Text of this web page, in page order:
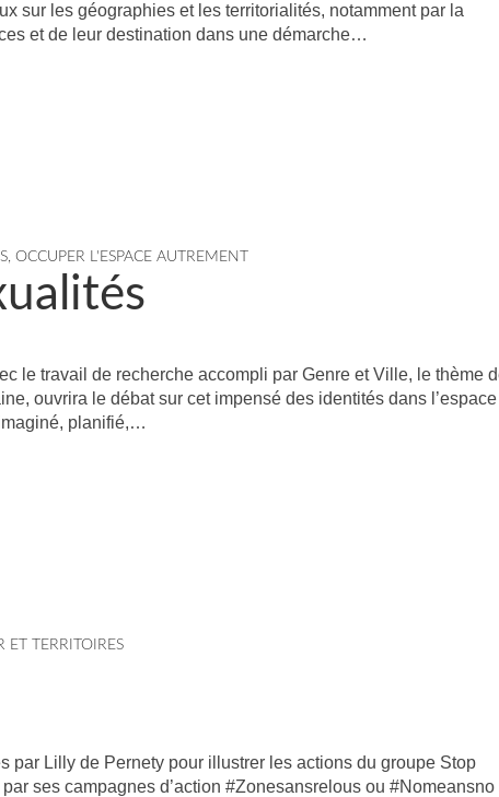
sur les géographies et les territorialités, notamment par la
et de leur destination dans une démarche…
, OCCUPER L'ESPACE AUTREMENT
le travail de recherche accompli par Genre et Ville, le thème
ouvrira le débat sur cet impensé des identités dans
planifié,…
ET TERRITOIRES
par Lilly de Pernety pour illustrer les actions du groupe Stop
ses campagnes d’action #Zonesansrelous ou #Nomeansno